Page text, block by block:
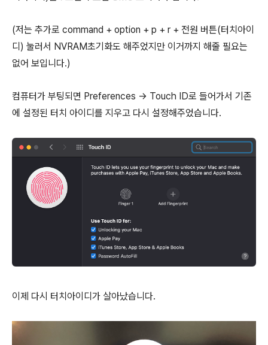
(저는 추가로 command + option + p + r + 전원 버튼(터치아이
디) 눌러서 NVRAM초기화도 해주었지만 이거까지 해줄 필요는
없어 보입니다.)
컴퓨터가 부팅되면 Preferences -> Touch ID로 들어가서 기존
에 설정된 터치 아이디를 지우고 다시 설정해주었습니다.
이제 다시 터치아이디가 살아났습니다.